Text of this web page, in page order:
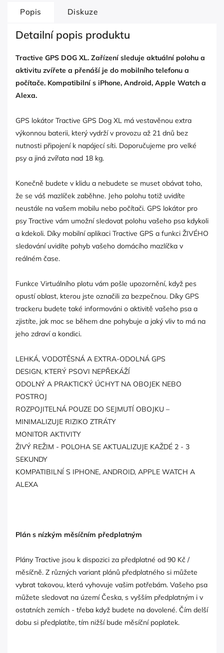
Popis Diskuze
Detailní popis produktu
Tractive GPS DOG XL. Zařízení sleduje aktuální polohu a
aktivitu zvířete a přenáší je do mobilního telefonu a
počítače. Kompatibilní s iPhone, Android, Apple Watch a
Alexa.
GPS lokátor Tractive GPS Dog XL má vestavěnou extra
výkonnou baterii, který vydrží v provozu až 21 dnů bez
nutnosti připojení k napájecí síti. Doporučujeme pro velké
psy a jiná zvířata nad 18 kg.
Konečně budete v klidu a nebudete se muset obávat toho,
že se váš mazlíček zaběhne. Jeho polohu totiž uvidíte
neustále na vašem mobilu nebo počítači. GPS lokátor pro
psy Tractive vám umožní sledovat polohu vašeho psa kdykoli
a kdekoli. Díky mobilní aplikaci Tractive GPS a funkci ŽIVÉHO
sledování uvidíte pohyb vašeho domácího mazlíčka v
reálném čase.
Funkce Virtuálního plotu vám pošle upozornění, když pes
opustí oblast, kterou jste označili za bezpečnou. Díky GPS
trackeru budete také informováni o aktivitě vašeho psa a
zjistíte, jak moc se během dne pohybuje a jaký vliv to má na
jeho zdraví a kondici.
LEHKÁ, VODOTĚSNÁ A EXTRA-ODOLNÁ GPS
DESIGN, KTERÝ PSOVI NEPŘEKÁŽÍ
ODOLNÝ A PRAKTICKÝ ÚCHYT NA OBOJEK NEBO
POSTROJ
ROZPOJITELNÁ POUZE DO SEJMUTÍ OBOJKU –
MINIMALIZUJE RIZIKO ZTRÁTY
MONITOR AKTIVITY
ŽIVÝ REŽIM - POLOHA SE AKTUALIZUJE KAŽDÉ 2 - 3
SEKUNDY
KOMPATIBILNÍ S IPHONE, ANDROID, APPLE WATCH A
ALEXA
Plán s nízkým měsíčním předplatným
Plány Tractive jsou k dispozici za předplatné od 90 Kč /
měsíčně. Z různých variant plánů předplatného si můžete
vybrat takovou, která vyhovuje vašim potřebám. Vašeho psa
můžete sledovat na území Česka, s vyšším předplatným i v
ostatních zemích - třeba když budete na dovolené. Čím delší
dobu si předplatíte, tím nižší bude měsíční poplatek.